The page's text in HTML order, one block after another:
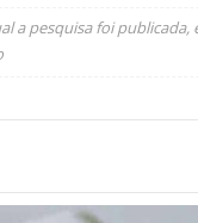
a pesquisa foi